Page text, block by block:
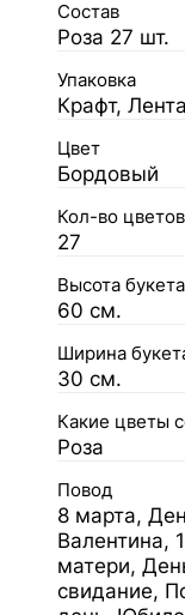
Состав
Роза 27 шт.
Упаковка
Крафт, Лента
Цвет
Бордовый
Кол-во
27
Высота букета
60 см.
Ширина
30 см.
Какие цветы
Роза
Повод
8 марта,
Валентина,
матери,
свидание,